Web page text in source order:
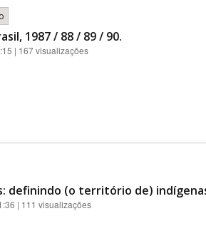
1987 / 88 / 89 / 90.
| 167 visualizações
definindo (o território de)
| 111 visualizações